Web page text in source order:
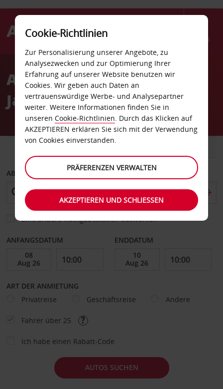
Menü
AvisAutovermietung
Jacksonville
ABHOLEN VON
Eine andere Rückgabestation auswählen
ANFANGSDATUM ENDDATUM
ART DER ANMIETUNG
Privatreise
Geschäftsreise Andere
Fahrer über 25
Ich habe einen Rabatt-Code
AUTOS SUCHEN
Cookie-Richtlinien
Zur Personalisierung unserer Angebote, zu
Analysezwecken und zur Optimierung Ihrer
Erfahrung auf unserer Website benutzen wir
Cookies. Wir geben auch Daten an
vertrauenswürdige Werbe- und Analysepartner
weiter. Weitere Informationen finden Sie in
unseren Cookie-Richtlinien. Durch das Klicken auf
AKZEPTIEREN erklären Sie sich mit der Verwendung
von Cookies einverstanden.
PRÄFERENZEN VERWALTEN
AKZEPTIEREN UND SCHLIESSEN